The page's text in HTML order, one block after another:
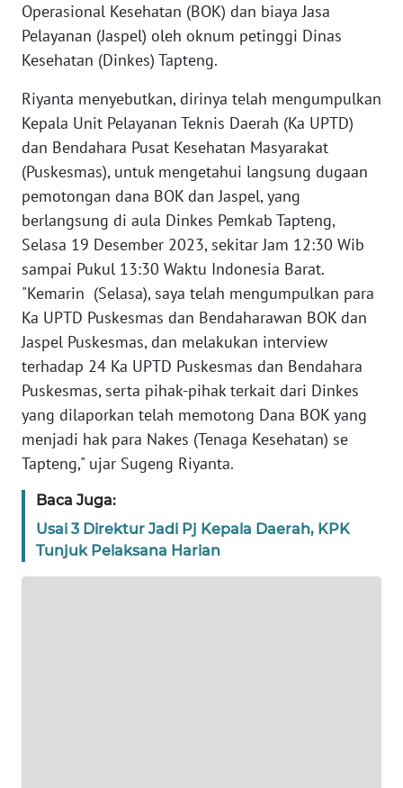
Operasional Kesehatan (BOK) dan biaya Jasa
Pelayanan (Jaspel) oleh oknum petinggi Dinas
Kesehatan (Dinkes) Tapteng.
Riyanta menyebutkan, dirinya telah mengumpulkan
Kepala Unit Pelayanan Teknis Daerah (Ka UPTD)
dan Bendahara Pusat Kesehatan Masyarakat
(Puskesmas), untuk mengetahui langsung dugaan
pemotongan dana BOK dan Jaspel, yang
berlangsung di aula Dinkes Pemkab Tapteng,
Selasa 19 Desember 2023, sekitar Jam 12:30 Wib
sampai Pukul 13:30 Waktu Indonesia Barat.
"Kemarin (Selasa), saya telah mengumpulkan para
Ka UPTD Puskesmas dan Bendaharawan BOK dan
Jaspel Puskesmas, dan melakukan interview
terhadap 24 Ka UPTD Puskesmas dan Bendahara
Puskesmas, serta pihak-pihak terkait dari Dinkes
yang dilaporkan telah memotong Dana BOK yang
menjadi hak para Nakes (Tenaga Kesehatan) se
Tapteng," ujar Sugeng Riyanta.
Baca Juga:
Usai 3 Direktur Jadi Pj Kepala Daerah, KPK
Tunjuk Pelaksana Harian
KARIR
DISCLAIMER
Wahana
News
Regional
WN
SUMUT
JAKARTA
WN
JABAR
WN
BANTEN
WN
WN
KEPRI